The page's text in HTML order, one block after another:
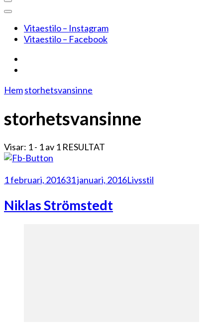
Vitaestilo – Instagram
Vitaestilo – Facebook
Hemstorhetsvansinne
storhetsvansinne
Visar: 1 - 1 av 1 RESULTAT
1 februari, 201631 januari, 2016Livsstil
Niklas Strömstedt